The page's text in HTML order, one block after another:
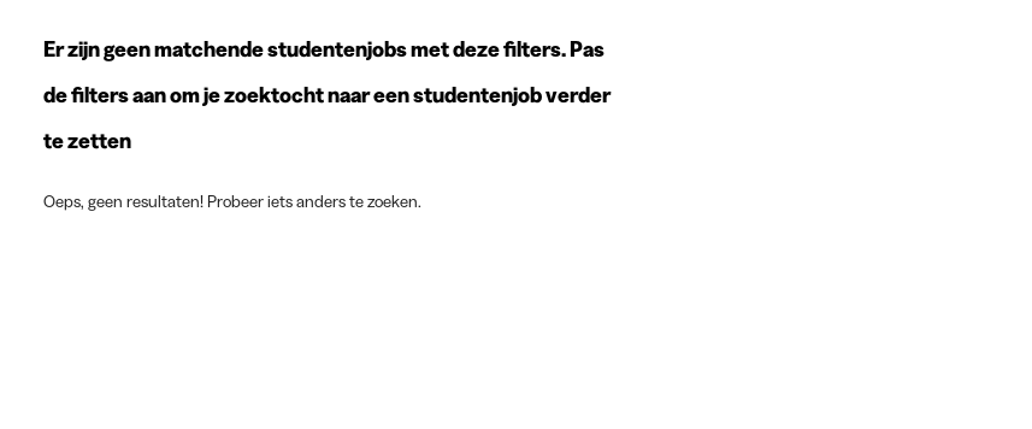
Er zijn geen matchende studentenjobs met deze filters. Pas
de filters aan om je zoektocht naar een studentenjob verder
te zetten
Oeps, geen resultaten! Probeer iets anders te zoeken.